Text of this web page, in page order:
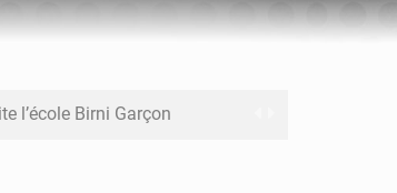
l’école Birni Garçon